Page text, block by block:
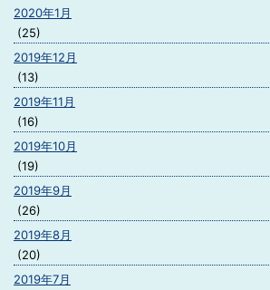
2020年1月
(25)
2019年12月
(13)
2019年11月
(16)
2019年10月
(19)
2019年9月
(26)
2019年8月
(20)
2019年7月